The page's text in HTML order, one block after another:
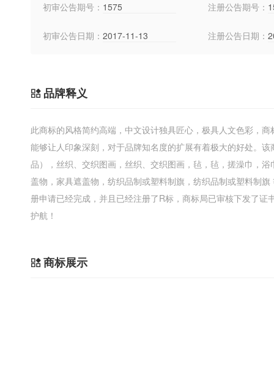
初审公告期号： 1575 注册公告期号：
初审公告日期： 2017-11-13 注册公告日期：
品牌释义
此商标的风格简约高端，中文设计独具匠心，极具人文色彩，
能够让人印象深刻，对于品牌知名度的扩展有着极大的好处。
品），丝织、交织图画，丝织、交织图画，毡，毡，搓澡巾，
盖物，家具遮盖物，纺织品制或塑料制旗，纺织品制或塑料制
册申请已经完成，并且已经注册了R标，商标局已审核下发了
护航！
商标展示